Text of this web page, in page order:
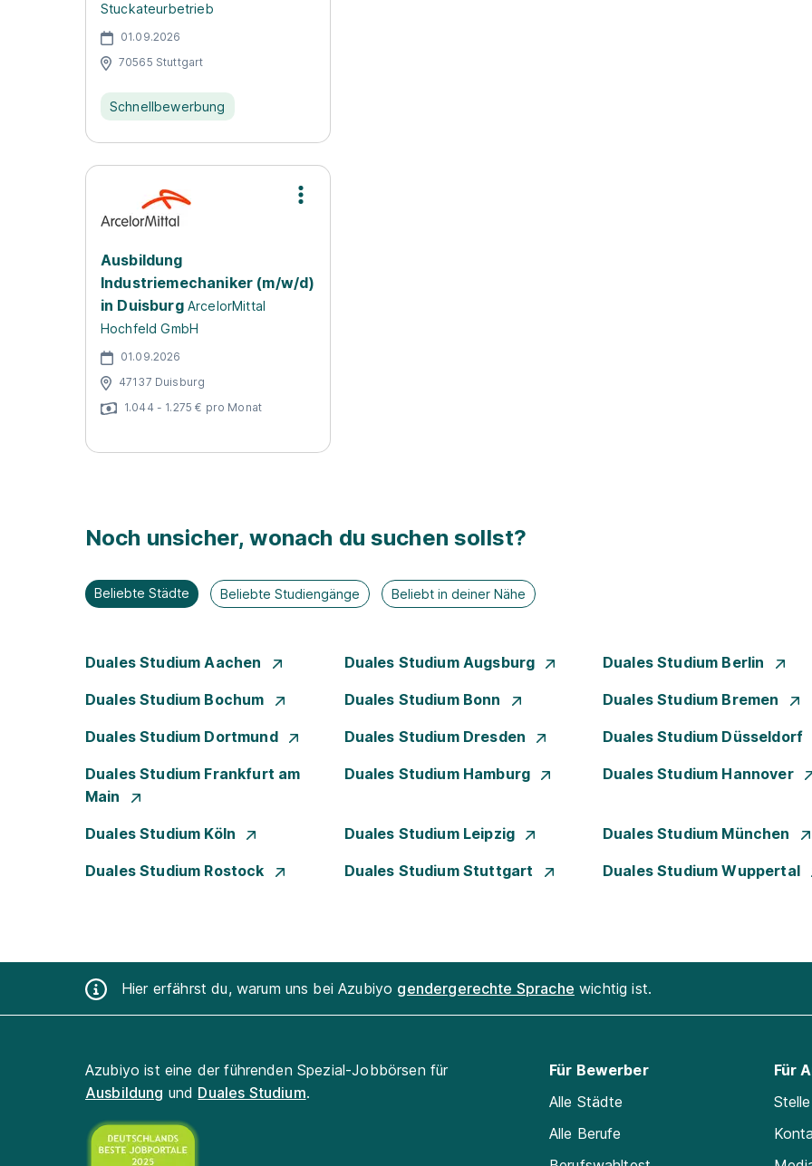
Stuckateurbetrieb
01.09.2026
70565 Stuttgart
Schnellbewerbung
Ausbildung
Industriemechaniker (m/w/d)
in Duisburg ArcelorMittal
Hochfeld GmbH
01.09.2026
47137 Duisburg
1.044 - 1.275 € pro Monat
Noch unsicher, wonach du suchen sollst?
Beliebte Städte Beliebte Studiengänge Beliebt in deiner Nähe
Duales Studium Aachen Duales Studium Augsburg Duales Studium Berlin
Duales Studium Bochum Duales Studium Bonn Duales Studium Bremen
Duales Studium Dortmund Duales Studium Dresden Duales Studium Düsseldorf
Duales Studium Frankfurt am
Main
Duales Studium Hamburg Duales Studium Hannover
Duales Studium Köln Duales Studium Leipzig Duales Studium München
Duales Studium Rostock Duales Studium Stuttgart Duales Studium Wuppertal
Hier erfährst du, warum uns bei Azubiyo gendergerechte Sprache wichtig ist.
Azubiyo ist eine der führenden Spezial-Jobbörsen für
Ausbildung und Duales Studium.
Für Bewerber
Alle Städte
Alle Berufe
Für